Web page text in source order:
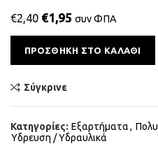
€2,40 €1,95 συν ΦΠΑ
ΠΡΟΣΘΉΚΗ ΣΤΟ ΚΑΛΆΘΙ
Σύγκρινε
Κατηγορίες: Εξαρτήματα,
Υδρευση / Υδραυλικά